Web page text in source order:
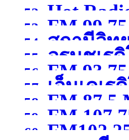
ปทุมธานี )
52. Hot
สมุทรสาคร
53. FM
กรุงเทพมห
54.
สถานีวิท
เชียงใหม่ )
55. อรนุชเร
56. FM
57. เอ็นเคเ
58. FM 87.5
59. FM
60.